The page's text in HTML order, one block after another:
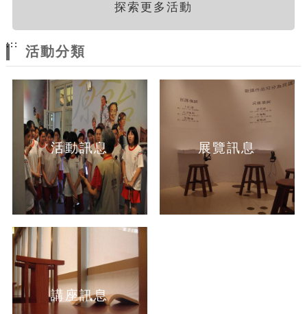
探索更多活動
:::
活動分類
活動訊息 展覽訊息
講座訊息